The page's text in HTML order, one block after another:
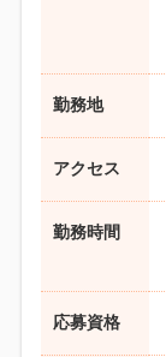
勤務地
アクセス
勤務時間
応募資格